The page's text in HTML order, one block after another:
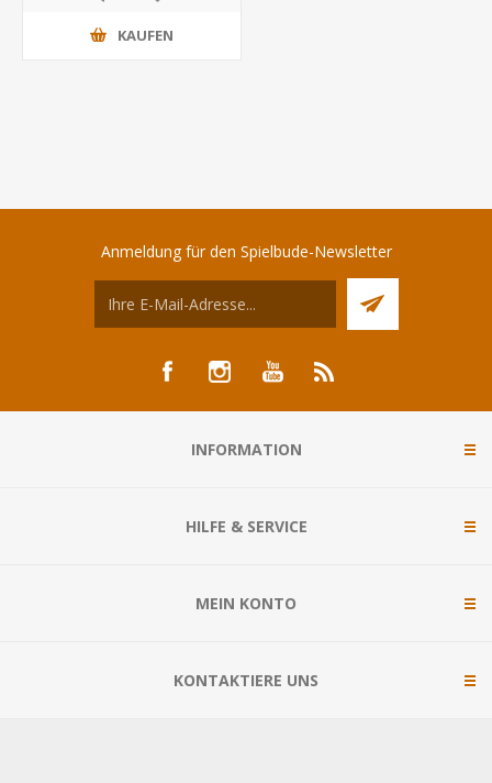
KAUFEN
Anmeldung für den Spielbude-Newsletter
INFORMATION
HILFE & SERVICE
MEIN KONTO
KONTAKTIERE UNS